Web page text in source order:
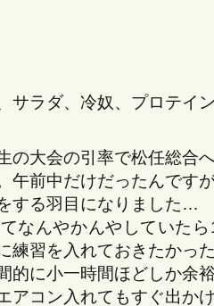
サラダ、冷奴、プロテイ
の大会の引率で松任総合
午前中だけだったんです
する羽目になりました…
なんやかんやしていた
練習を入れておきたかっ
的に小一時間ほどしか余
アコン入れてもすぐ出か